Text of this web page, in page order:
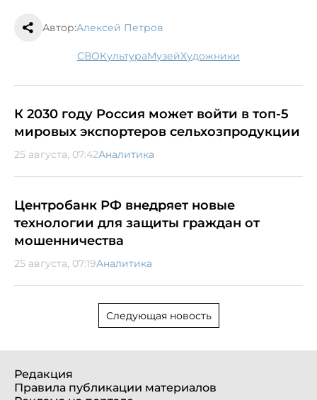
Автор:Алексей Петров
СВО культура музей художники
К 2030 году Россия может войти в топ-5
мировых экспортеров сельхозпродукции
25 августа, 07:42Аналитика
Центробанк РФ внедряет новые
технологии для защиты граждан от
мошенничества
25 августа, 07:19Аналитика
Следующая новость
Редакция
Правила публикации материалов